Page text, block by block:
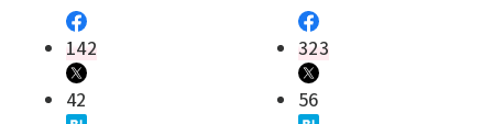
142
42
323
56